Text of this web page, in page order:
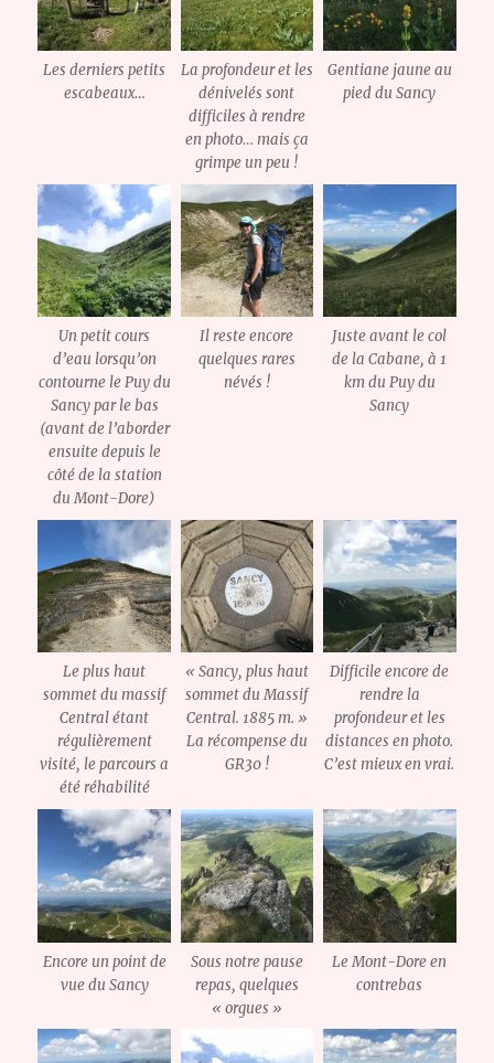
Les derniers petits
escabeaux…
La profondeur et les
dénivelés sont
difficiles à rendre
en photo… mais ça
grimpe un peu !
Gentiane jaune au
pied du Sancy
Un petit cours
d’eau lorsqu’on
contourne le Puy du
Sancy par le bas
(avant de l’aborder
ensuite depuis le
côté de la station
du Mont-Dore)
Il reste encore
quelques rares
névés !
Juste avant le col
de la Cabane, à 1
km du Puy du
Sancy
Le plus haut
sommet du massif
Central étant
régulièrement
visité, le parcours a
été réhabilité
« Sancy, plus haut
sommet du Massif
Central. 1885 m. »
La récompense du
GR30 !
Difficile encore de
rendre la
profondeur et les
distances en photo.
C’est mieux en vrai.
Encore un point de
vue du Sancy
Sous notre pause
repas, quelques
« orgues »
Le Mont-Dore en
contrebas